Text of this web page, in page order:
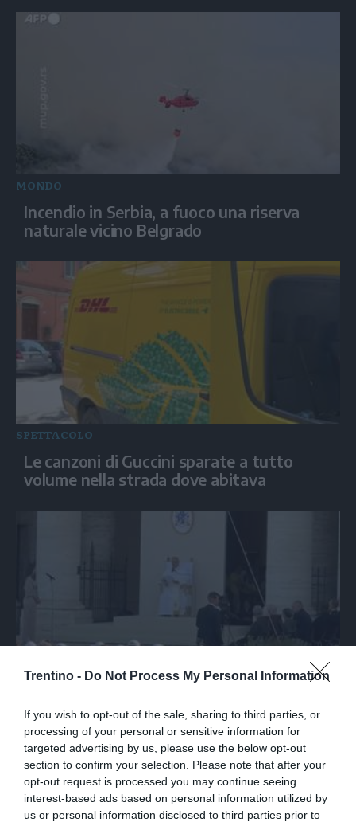
Trentino - Do Not Process My Personal Information
If you wish to opt-out of the sale, sharing to third parties, or
processing of your personal or sensitive information for
targeted advertising by us, please use the below opt-out
section to confirm your selection. Please note that after your
opt-out request is processed you may continue seeing
interest-based ads based on personal information utilized by
us or personal information disclosed to third parties prior to
MONDO
Incendio in Serbia, a fuoco una riserva
naturale vicino Belgrado
SPETTACOLO
Le canzoni di Guccini sparate a tutto
volume nella strada dove abitava
ITALIA
Assisi, bagno di folla per Papa Leone a
Santa Maria degli Angeli